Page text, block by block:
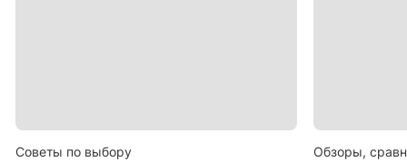
Советы по выбору Обзоры,